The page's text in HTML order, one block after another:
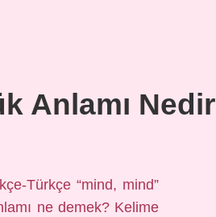
Anlamı Nedir
Türkçe “mind, mind”
ne demek? Kelime